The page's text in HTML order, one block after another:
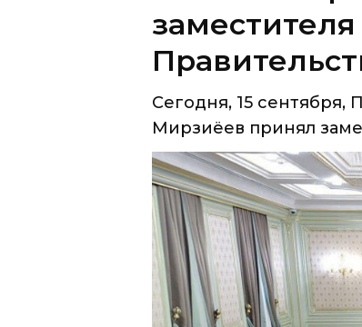
Сегодня, 15 сентября,
Мирзиёев принял